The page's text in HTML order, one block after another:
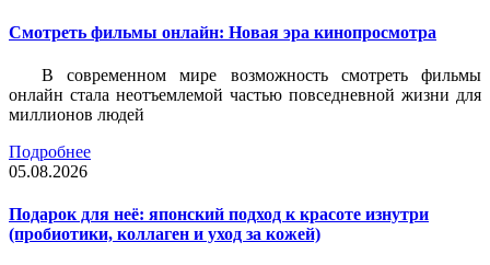
Смотреть фильмы онлайн: Новая эра кинопросмотра
В современном мире возможность смотреть фильмы
онлайн стала неотъемлемой частью повседневной жизни для
миллионов людей
Подробнее
05.08.2026
Подарок для неё: японский подход к красоте изнутри
(пробиотики, коллаген и уход за кожей)